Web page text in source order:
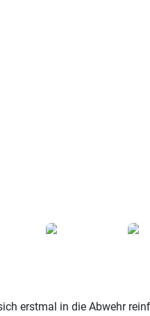
erstmal in die Abwehr